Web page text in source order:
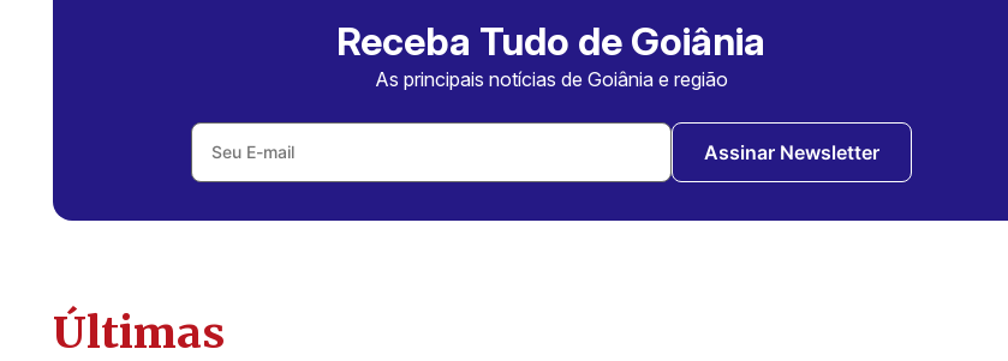
Receba Tudo de Goiânia
As principais notícias de Goiânia e região
Assinar Newsletter
Últimas